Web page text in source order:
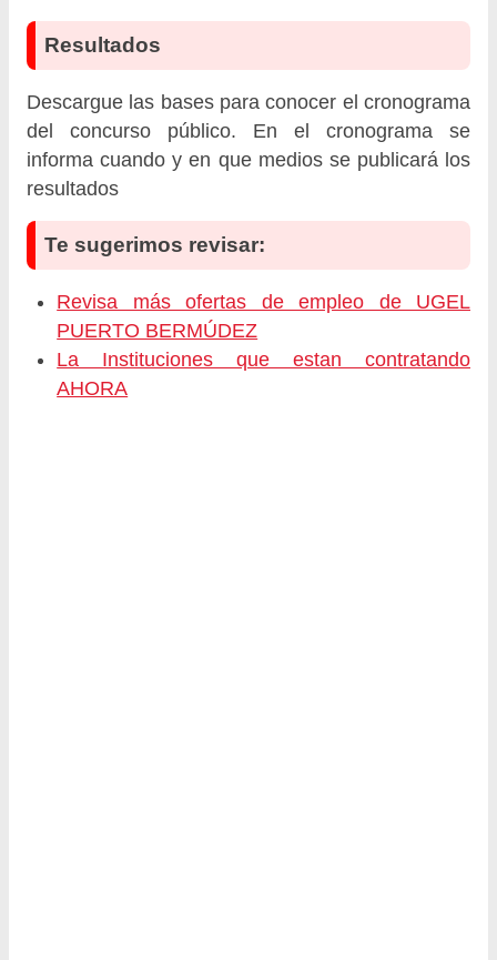
Resultados
Descargue las bases para conocer el cronograma
del concurso público. En el cronograma se
informa cuando y en que medios se publicará los
resultados
Te sugerimos revisar:
Revisa más ofertas de empleo de UGEL
PUERTO BERMÚDEZ
La Instituciones que estan contratando
AHORA